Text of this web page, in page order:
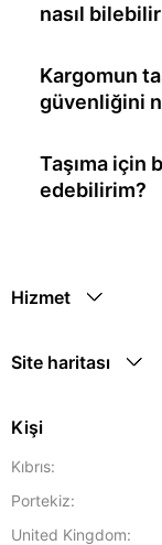
nasıl
Kargomun
güvenliğini
Taşıma için
edebilirim?
Hizmet
Site haritası
Kişi
Kıbrıs:
Portekiz:
United Kingdom: